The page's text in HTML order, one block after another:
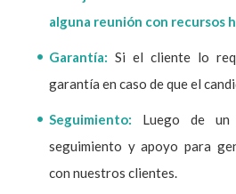
alguna reunión con recursos
Garantía: Si el cliente lo
garantía en caso de que el
Seguimiento: Luego de un
seguimiento y apoyo para
con nuestros clientes.